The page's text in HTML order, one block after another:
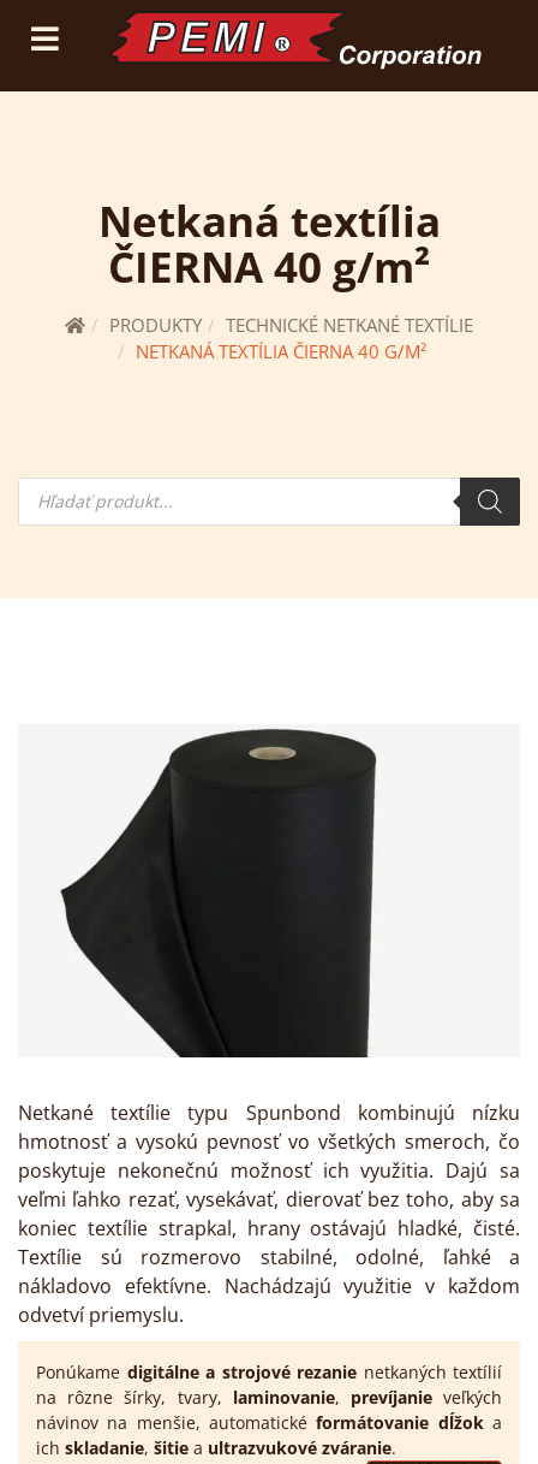
prihlásiť sa (current)registrácia
Netkaná textília
ČIERNA 40 g/m²
PRODUKTY
TECHNICKÉ NETKANÉ TEXTÍLIE
NETKANÁ TEXTÍLIA ČIERNA 40 G/M²
Hľadanie
produktov
Netkané textílie typu Spunbond kombinujú nízku
hmotnosť a vysokú pevnosť vo všetkých smeroch, čo
poskytuje nekonečnú možnosť ich využitia. Dajú sa
veľmi ľahko rezať, vysekávať, dierovať bez toho, aby sa
koniec textílie strapkal, hrany ostávajú hladké, čisté.
Textílie sú rozmerovo stabilné, odolné, ľahké a
nákladovo efektívne. Nachádzajú využitie v každom
odvetví priemyslu.
Ponúkame digitálne a strojové rezanie netkaných textílií
na rôzne šírky, tvary, laminovanie, prevíjanieveľkých
návinov na menšie, automatickéformátovanie dĺžoka
ich skladanie, šitie a ultrazvukové zváranie.